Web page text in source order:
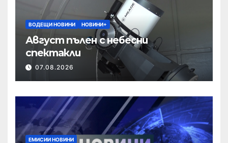
ВОДЕЩИ НОВИНИ НОВИНИ+
Август пълен с небесни
спектакли
07.08.2026
ЕМИСИИ НОВИНИ